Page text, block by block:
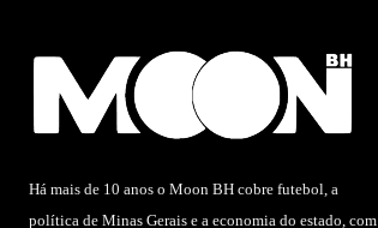
Há mais de 10 anos o Moon BH cobre futebol, a
política de Minas Gerais e a economia do estado, com